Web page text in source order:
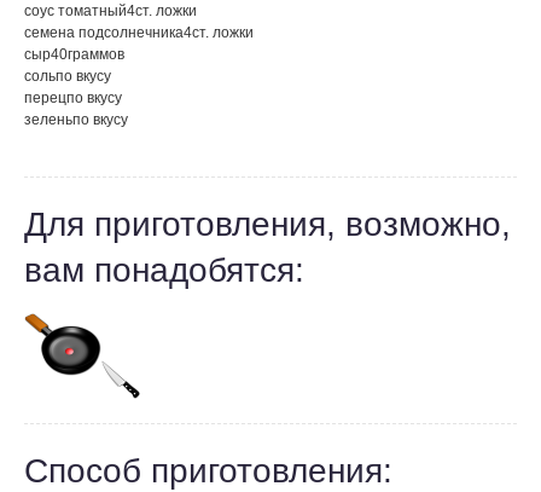
соус томатный4ст. ложки
семена подсолнечника4ст. ложки
сыр40граммов
сольпо вкусу
перецпо вкусу
зеленьпо вкусу
Для приготовления, возможно,
вам понадобятся:
Способ приготовления: